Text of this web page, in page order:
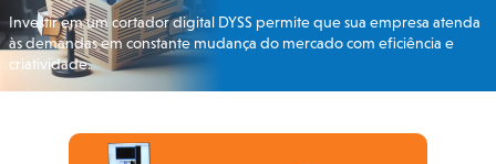
Investir em um cortador digital DYSS permite que sua empresa atenda
às demandas em constante mudança do mercado com eficiência e
criatividade.